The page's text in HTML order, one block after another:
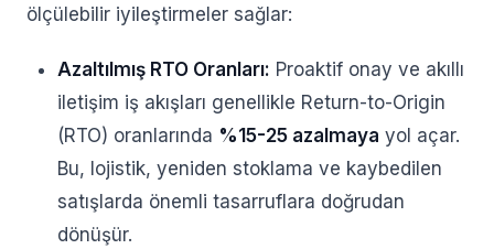
ölçülebilir iyileştirmeler sağlar:
Azaltılmış RTO Oranları: Proaktif onay ve akıllı
iletişim iş akışları genellikle Return-to-Origin
(RTO) oranlarında %15-25 azalmaya yol açar.
Bu, lojistik, yeniden stoklama ve kaybedilen
satışlarda önemli tasarruflara doğrudan
dönüşür.